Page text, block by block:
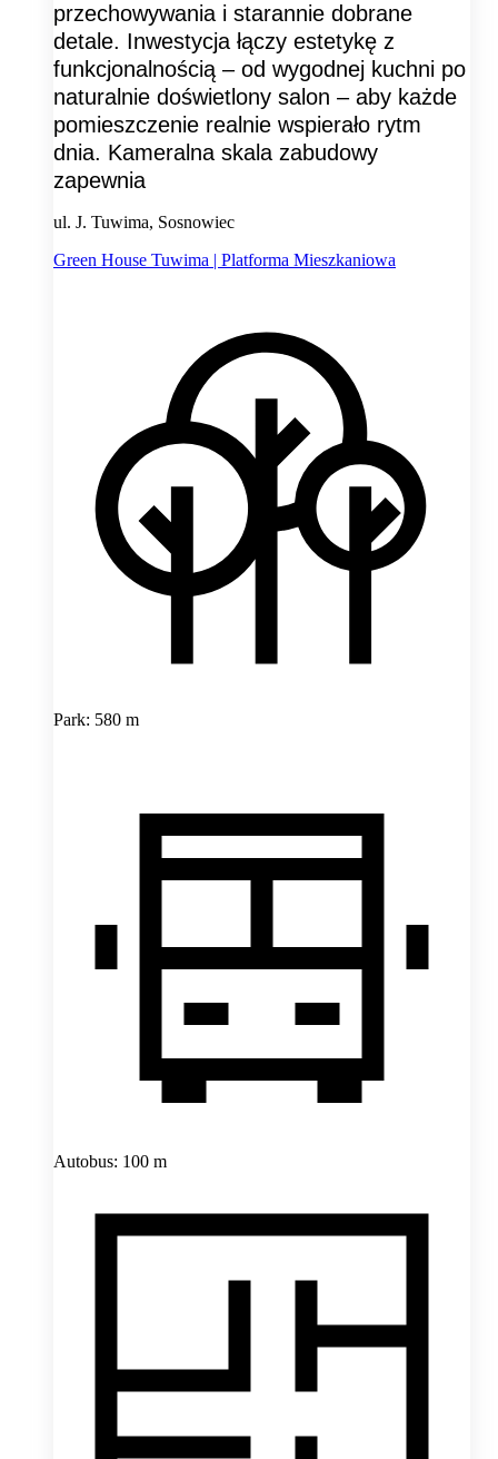
przechowywania i starannie dobrane
detale. Inwestycja łączy estetykę z
funkcjonalnością – od wygodnej kuchni po
naturalnie doświetlony salon – aby każde
pomieszczenie realnie wspierało rytm
dnia. Kameralna skala zabudowy
zapewnia
ul. J. Tuwima, Sosnowiec
Green House Tuwima | Platforma Mieszkaniowa
Park: 580 m
Autobus: 100 m